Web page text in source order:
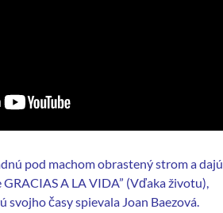
pod machom obrastený strom a dajú
GRACIAS A LA VIDA” (Vďaka životu),
svojho časy spievala Joan Baezová.